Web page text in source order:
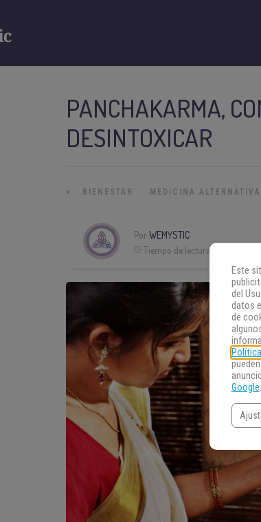
PANCHAKARMA,
DESINTOXICAR
» BIENESTAR MEDICINA ALTERNATIVA
Por WEMYSTIC
Tiempo de lectura:
Este
del
datos
de
Google.